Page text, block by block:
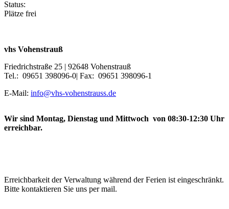
Status:
Plätze frei
vhs Vohenstrauß
Friedrichstraße 25 | 92648 Vohenstrauß
Tel.: 09651 398096-0| Fax: 09651 398096-1
E-Mail: info@vhs-vohenstrauss.de
Wir sind Montag, Dienstag und Mittwoch von 08:30-12:30 Uhr
erreichbar.
Erreichbarkeit der Verwaltung während der Ferien ist eingeschränkt.
Bitte kontaktieren Sie uns per mail.